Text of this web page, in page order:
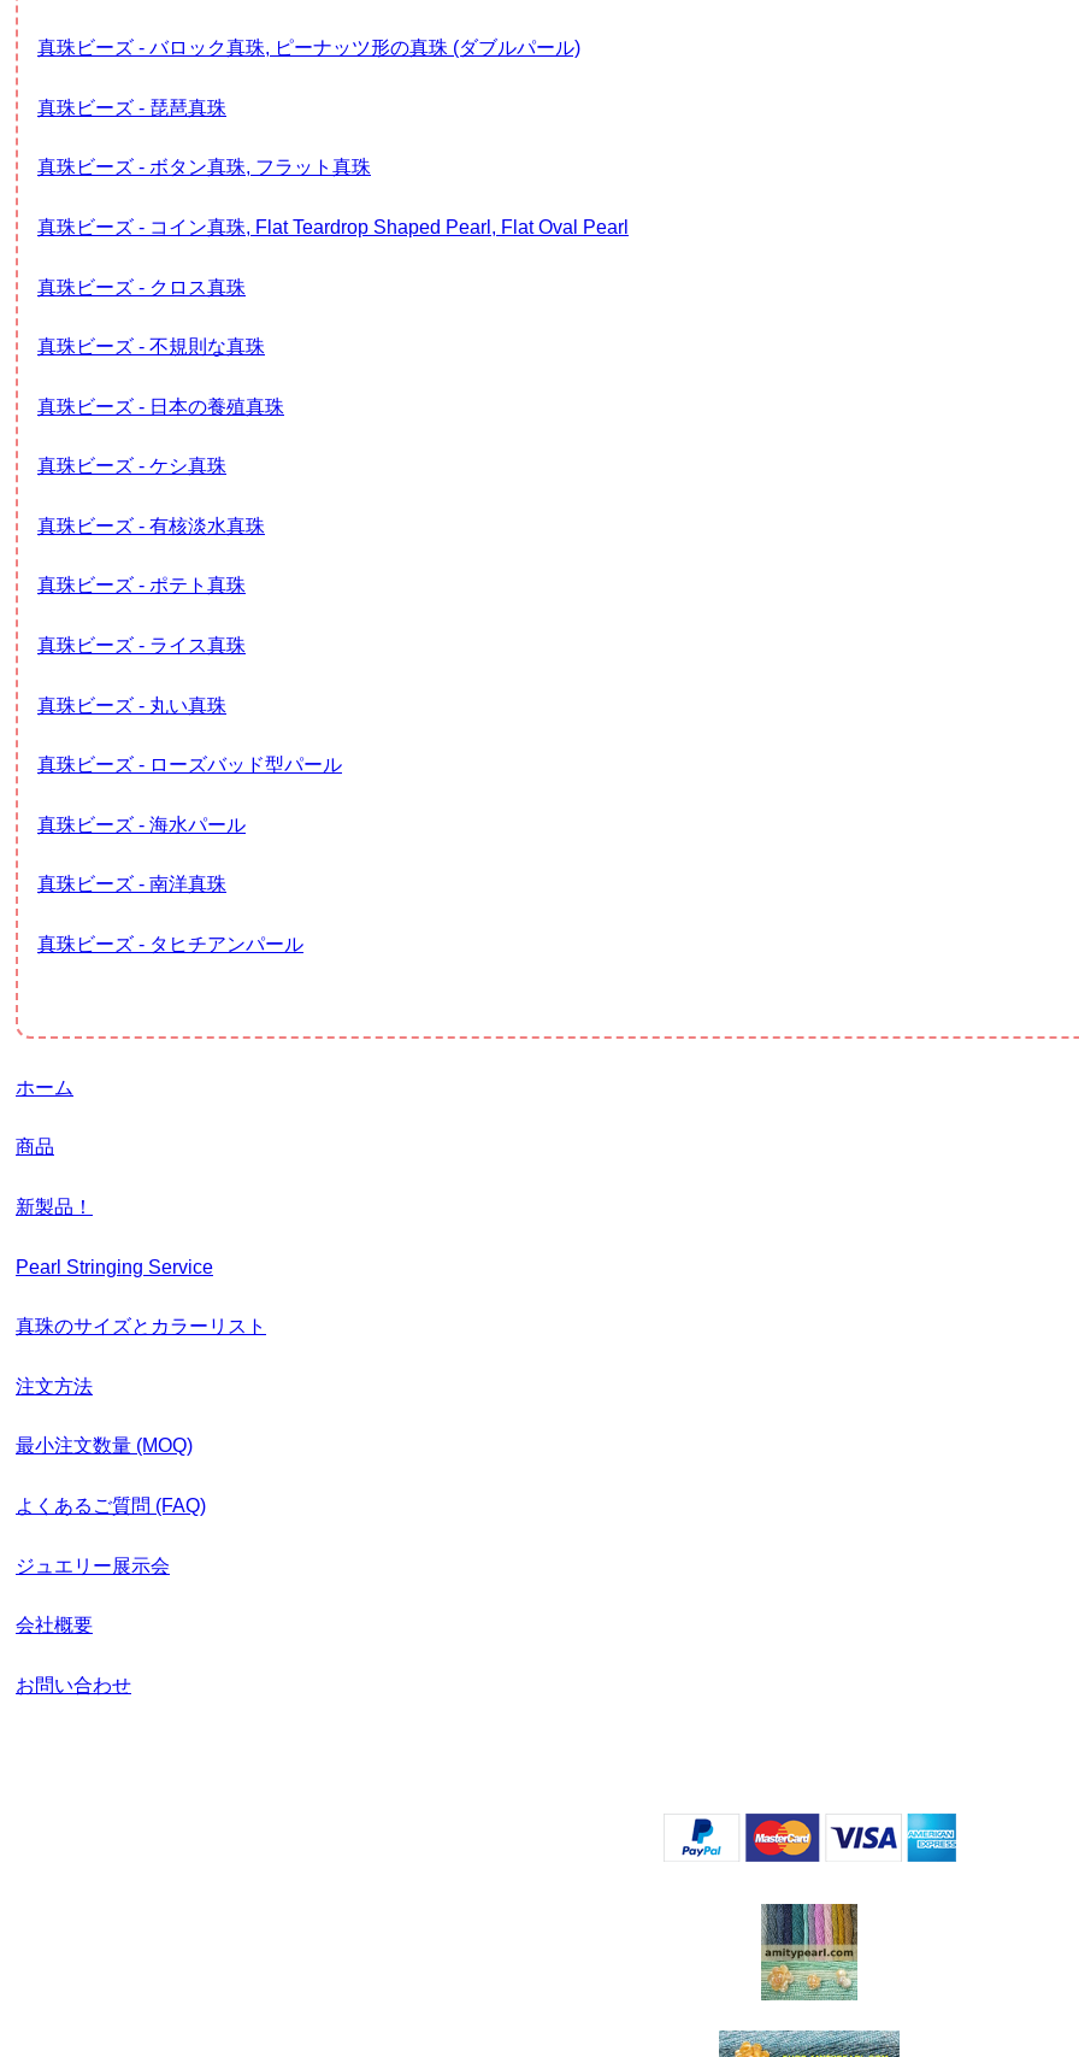
真珠ビーズ - バロック真珠, ピーナッツ形の真珠 (ダブルパール)
真珠ビーズ - 琵琶真珠
真珠ビーズ - ボタン真珠, フラット真珠
真珠ビーズ - コイン真珠, Flat Teardrop Shaped Pearl, Flat Oval Pearl
真珠ビーズ - クロス真珠
真珠ビーズ - 不規則な真珠
真珠ビーズ - 日本の養殖真珠
真珠ビーズ - ケシ真珠
真珠ビーズ - 有核淡水真珠
真珠ビーズ - ポテト真珠
真珠ビーズ - ライス真珠
真珠ビーズ - 丸い真珠
真珠ビーズ - ローズバッド型パール
真珠ビーズ - 海水パール
真珠ビーズ - 南洋真珠
真珠ビーズ - タヒチアンパール
ホーム
商品
新製品！
Pearl Stringing Service
真珠のサイズとカラーリスト
注文方法
最小注文数量 (MOQ)
よくあるご質問 (FAQ)
ジュエリー展示会
会社概要
お問い合わせ